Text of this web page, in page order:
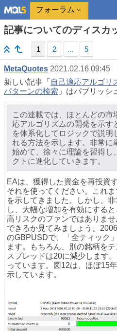
フォーラム
記事についてのディスカ
1 2 ... 5
MetaQuotes 2021.02.16 09:45
新しい記事「 自己適応アルゴリ
パターンの検索 」はパブリッシ
この連載では、ほとんどの市
応アルゴリズムの開発を示す
を体系化してロジックで説明
れる方法を示します。非常に
始めて、徐々に理論を習得し
クトに進化していきます。
EAは、獲得した資金を再投資
それを使ってください。これ
を示してきました。しかし、
し、大幅な増加を有効にする
高リスクのファンではありま
できるか見てみましょう。
のGBPUSDで、「全ティック
ます。もちろん、別の銘柄を
スプレッドは20に減少します
っています。図12は、ほぼ15
示しています。